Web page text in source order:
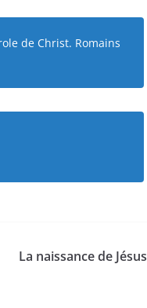
de Christ. Romains
La naissance de Jésus